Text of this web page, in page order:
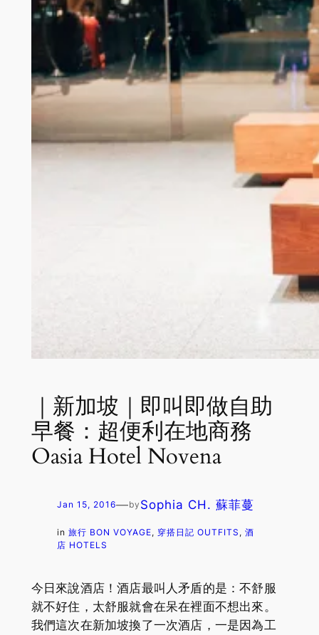
｜新加坡｜即叫即做自助
早餐：超便利在地商務
Oasia Hotel Novena
Jan 15, 2016—by Sophia CH. 蘇菲蔓
in 旅行 BON VOYAGE, 穿搭日記 OUTFITS , 酒
店 HOTELS
今日來說酒店！酒店最叫人矛盾的是：不舒服
就不好住，太舒服就會在呆在裡面不想出來。
我們這次在新加坡換了一次酒店，一是因為工